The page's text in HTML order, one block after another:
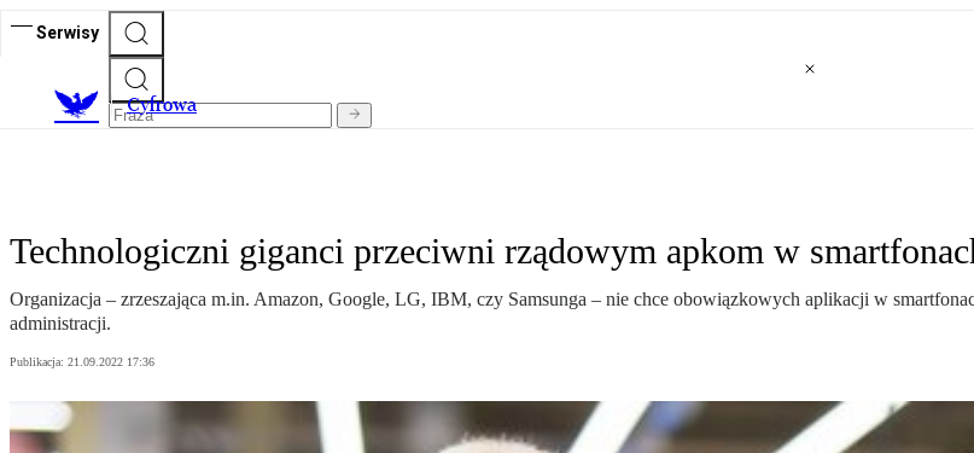
Serwisy
Cyfrowa
Technologiczni giganci przeciwni rządowym apkom w
Organizacja – zrzeszająca m.in. Amazon, Google, LG, IBM, czy Samsunga – nie chce obowiązkowych aplikacji w
administracji.
Publikacja: 21.09.2022 17:36